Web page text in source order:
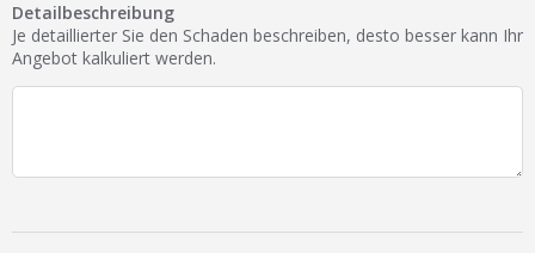
Detailbeschreibung
Je detaillierter Sie den Schaden beschreiben, desto besser kann Ihr
Angebot kalkuliert werden.